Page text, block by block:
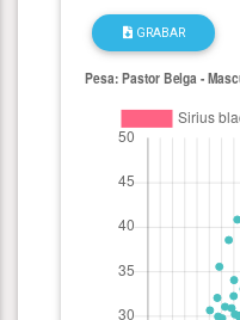
GRABAR